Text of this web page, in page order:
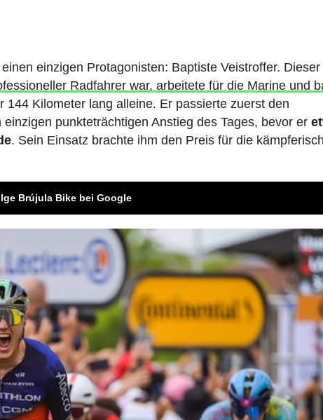
einzigen Protagonisten: Baptiste Veistroffer. Dieser
Radfahrer war, arbeitete für die Marine und
144 Kilometer lang alleine. Er passierte zuerst den
punkteträchtigen Anstieg des Tages, bevor er
. Sein Einsatz brachte ihm den Preis für die
Brújula Bike bei Google